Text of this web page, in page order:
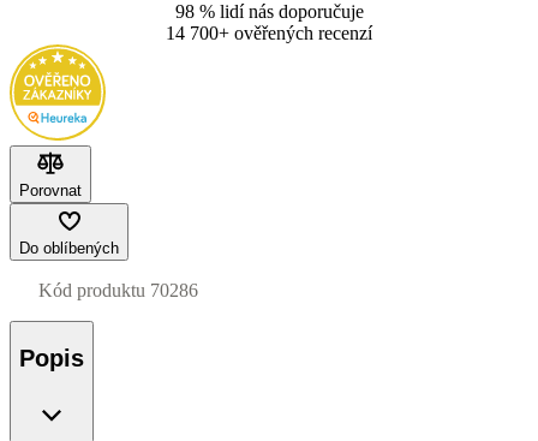
98 % lidí nás doporučuje
14 700+ ověřených recenzí
Porovnat
Do oblíbených
Kód produktu 70286
Popis